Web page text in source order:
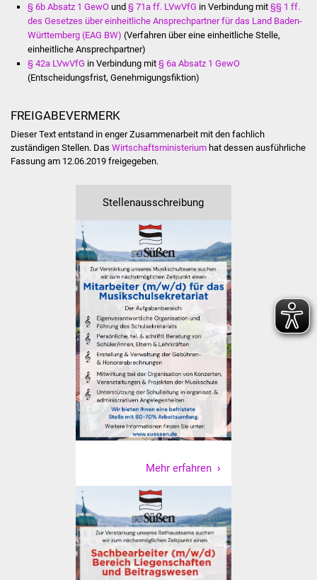
Baugrundstücke
Wirtschaft
Haushalt & Infos
Gewerbeimmobilien
Ausschreibungen
Öffentliche
Ausschreibung
Europaweite
Ausschreibung
Beschränkte
Ausschreibung
Freihändige Vergabe
Gewerbeverzeichnis
§ 6b Absatz 1 GewOund § 71a ff. LVwVfG in Verbindung mit §§ 1 ff.
des Gesetzes über einheitliche Ansprechpartner für das Land Baden-
Württemberg (EAG BW) (Verfahren über eine einheitliche Stelle,
einheitliche Ansprechpartner)
§ 42a LVwVfG in Verbindung mit § 6a Absatz 1 GewO
(Entscheidungsfrist, Genehmigungsfiktion)
FREIGABEVERMERK
Dieser Text entstand in enger Zusammenarbeit mit den fachlich
zuständigen Stellen. Das Wirtschaftsministeriumhat dessen ausführliche
Fassung am 12.06.2019 freigegeben.
Stellenausschreibung
Mehr erfahren